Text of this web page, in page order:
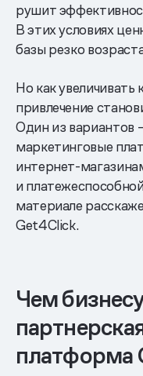
рушит
В этих условиях
базы резко
Но как увеличивать
привлечение
Один из вариантов
маркетинговые
интернет-
и
материале
Get4Click.
Чем
платформа